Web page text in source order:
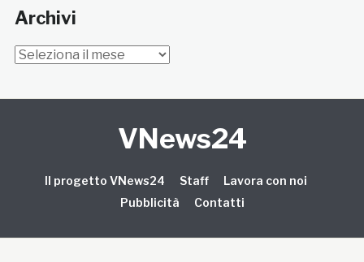
Archivi
Archivi
VNews24
Il progetto VNews24 Staff
Lavora con noi
Pubblicità
Contatti